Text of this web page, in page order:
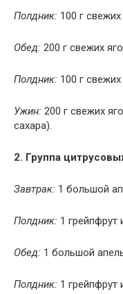
Полдник: 100 г свежих
Обед: 200 г свежих
Полдник: 100 г свежих
Ужин: 200 г свежих
сахара).
2. Группа
Завтрак: 1 большой
Полдник: 1 грейпфрут
Обед: 1 большой
Полдник: 1 грейпфрут